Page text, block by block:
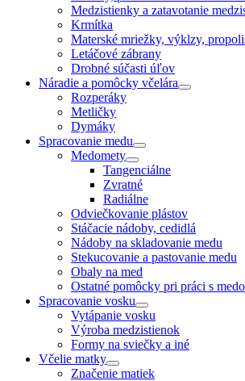
Medzistienky a zatavotanie
Krmítka
Materské mriežky, výklzy,
Letáčové zábrany
Drobné súčasti úľov
Náradie a pomôcky včelára
Rozperáky
Metličky
Dymáky
Spracovanie medu
Medomety
Tangenciálne
Zvratné
Radiálne
Odviečkovanie plástov
Stáčacie nádoby, cedidlá
Nádoby na skladovanie medu
Stekucovanie a pastovanie medu
Obaly na med
Ostatné pomôcky pri práci s
Spracovanie vosku
Vytápanie vosku
Výroba medzistienok
Formy na sviečky a iné
Včelie matky
Značenie matiek